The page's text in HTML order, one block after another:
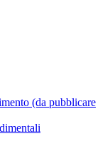
(da pubblicare